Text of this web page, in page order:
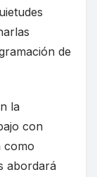
de
la
con
como
abordará